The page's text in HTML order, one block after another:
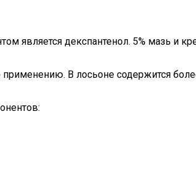
является декспантенол. 5% мазь
В лосьоне содержится